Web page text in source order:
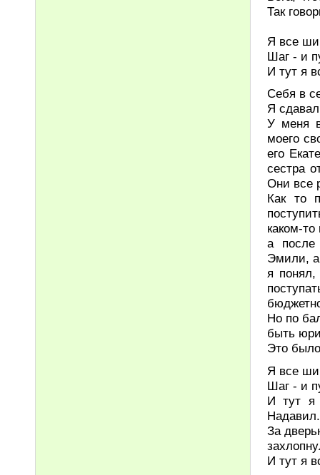
Так
Я все
Шаг - и
И тут я
Себя в
Я
У меня
моего
его
сестра
Они все
Как то
каком-
а после
Эмили, а
я понял,
Но по
быть
Это
Я все
Шаг - и
И тут я
За
И тут я